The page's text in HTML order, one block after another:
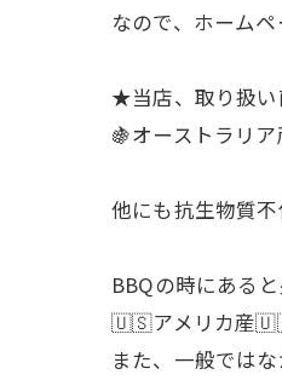
なので、ホーム
★当店、取り扱
🍇オーストラリ
他にも抗生物質
BBQの時にある
🇺🇸アメリカ産
また、一般では